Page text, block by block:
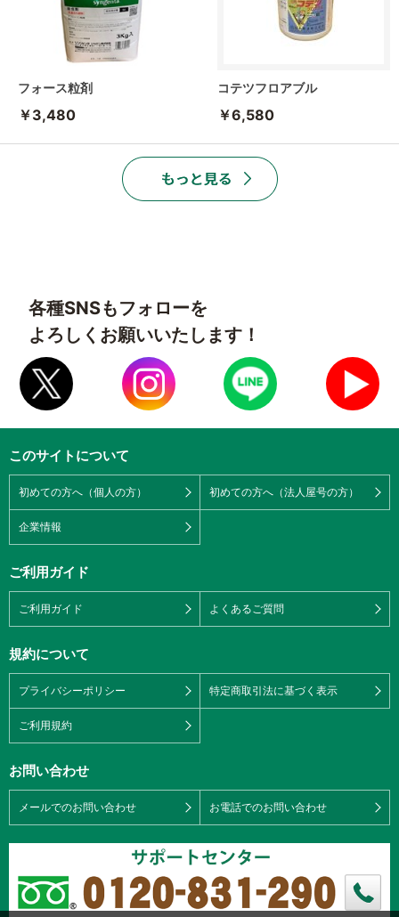
フォース粒剤
￥3,480
コテツフロアブル
￥6,580
各種SNSもフォローを
よろしくお願いいたします！
このサイトについて
初めての方へ（個人の方） 初めての方へ（法人屋号の方）
企業情報
ご利用ガイド
ご利用ガイド よくあるご質問
規約について
プライバシーポリシー 特定商取引法に基づく表示
ご利用規約
お問い合わせ
メールでのお問い合わせ お電話でのお問い合わせ